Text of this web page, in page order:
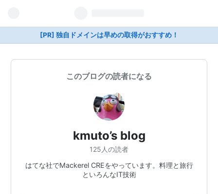
[PR] 独自ドメインは早めの取得がおすすめ！
このブログの読者になる
kmuto’s blog
125人の読者
はてな社でMackerel CREをやっています。料理と旅行
といろんなIT技術